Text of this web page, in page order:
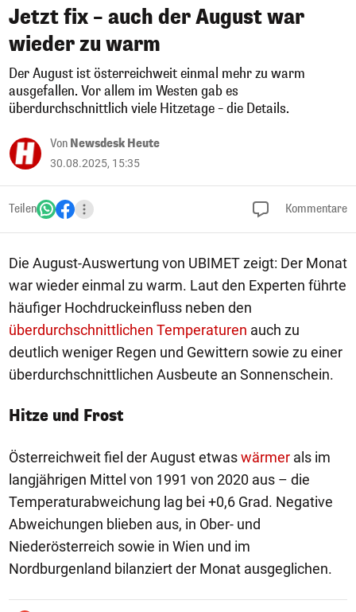
Jetzt fix – auch der August war
wieder zu warm
Der August ist österreichweit einmal mehr zu warm
ausgefallen. Vor allem im Westen gab es
überdurchschnittlich viele Hitzetage – die Details.
Von Newsdesk Heute
30.08.2025, 15:35
Teilen Kommentare
Die August-Auswertung von UBIMET zeigt: Der Monat
war wieder einmal zu warm. Laut den Experten führte
häufiger Hochdruckeinfluss neben den
überdurchschnittlichen Temperaturen auch zu
deutlich weniger Regen und Gewittern sowie zu einer
überdurchschnittlichen Ausbeute an Sonnenschein.
Hitze und Frost
Österreichweit fiel der August etwaswärmer als im
langjährigen Mittel von 1991 von 2020 aus – die
Temperaturabweichung lag bei +0,6 Grad. Negative
Abweichungen blieben aus, in Ober- und
Niederösterreich sowie in Wien und im
Nordburgenland bilanziert der Monat ausgeglichen.